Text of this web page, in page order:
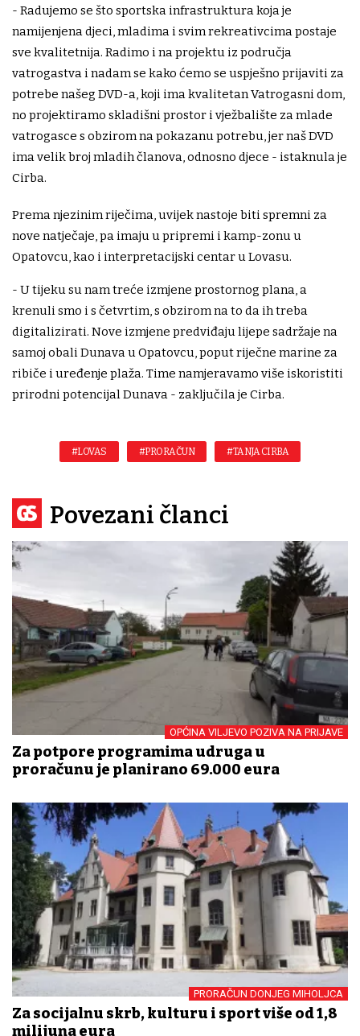
- Radujemo se što sportska infrastruktura koja je
namijenjena djeci, mladima i svim rekreativcima postaje
sve kvalitetnija. Radimo i na projektu iz područja
vatrogastva i nadam se kako ćemo se uspješno prijaviti za
potrebe našeg DVD-a, koji ima kvalitetan Vatrogasni dom,
no projektiramo skladišni prostor i vježbalište za mlade
vatrogasce s obzirom na pokazanu potrebu, jer naš DVD
ima velik broj mladih članova, odnosno djece - istaknula je
Cirba.
Prema njezinim riječima, uvijek nastoje biti spremni za
nove natječaje, pa imaju u pripremi i kamp-zonu u
Opatovcu, kao i interpretacijski centar u Lovasu.
- U tijeku su nam treće izmjene prostornog plana, a
krenuli smo i s četvrtim, s obzirom na to da ih treba
digitalizirati. Nove izmjene predviđaju lijepe sadržaje na
samoj obali Dunava u Opatovcu, poput riječne marine za
ribiče i uređenje plaža. Time namjeravamo više iskoristiti
prirodni potencijal Dunava - zaključila je Cirba.
#LOVAS #PRORAČUN #TANJA CIRBA
Povezani članci
OPĆINA VILJEVO POZIVA NA PRIJAVE
Za potpore programima udruga u
proračunu je planirano 69.000 eura
PRORAČUN DONJEG MIHOLJCA
Za socijalnu skrb, kulturu i sport više od 1,8
milijuna eura